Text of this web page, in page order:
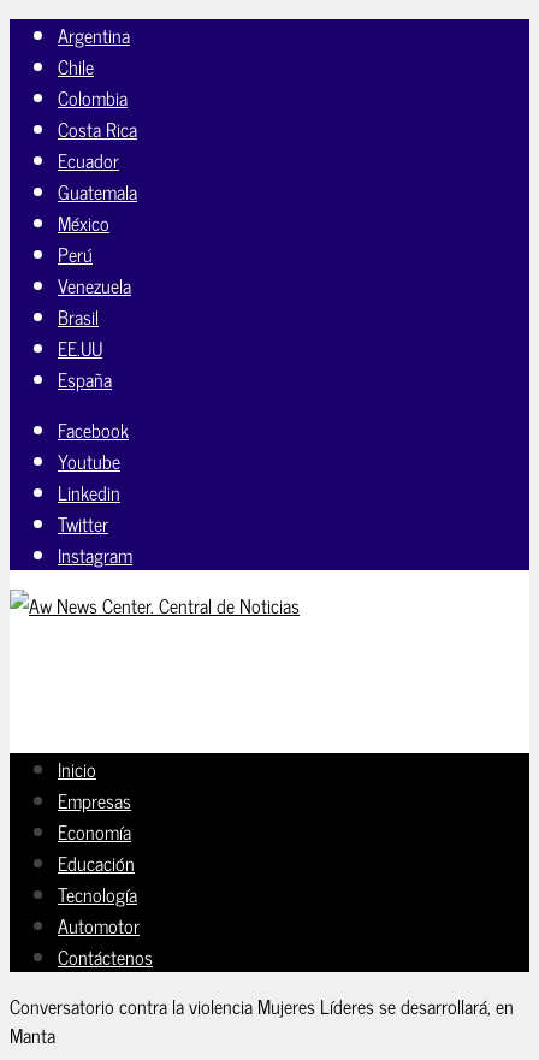
Argentina
Chile
Colombia
Costa Rica
Ecuador
Guatemala
México
Perú
Venezuela
Brasil
EE.UU
España
Facebook
Youtube
Linkedin
Twitter
Instagram
Inicio
Empresas
Economía
Educación
Tecnología
Automotor
Contáctenos
Conversatorio contra la violencia Mujeres Líderes se desarrollará, en
Manta